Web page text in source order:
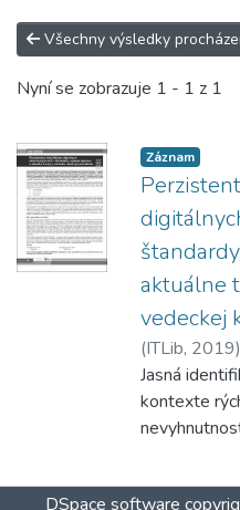
Všechny výsledky
Nyní se zobrazuje 1 - 1 z 1
Záznam
aktuálne
vedeckej
(ITLib, 2019)
Jasná
kontexte
objekty
DSpace software